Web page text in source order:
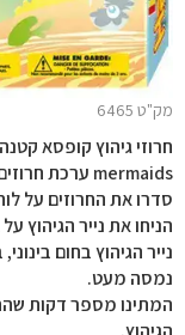
מק"ט 6465
mermaids ערכת חרוזים מהממת וצבעונית ליצירת בנות ים.
סדרו את החרוזים על
הניחו את נייר הגיהוץ
נייר הגיהוץ בחום
נמסה מעט.
המתינו מספר דקות